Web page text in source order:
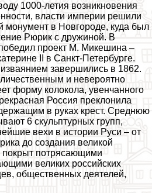
1000-летия возникновения
власти империи решили
монумент в Новгороде, куда был
Рюрик с дружиной. В
проект М. Микешина –
II в Санкт-Петербурге.
завершились в 1862.
и невероятно
форму колокола, увенчанного
Россия преклонила
в руках крест. Среднюю
6 скульптурных групп,
вехи в истории Руси – от
до создания великой
потрясающими
великих российских
общественных деятелей,